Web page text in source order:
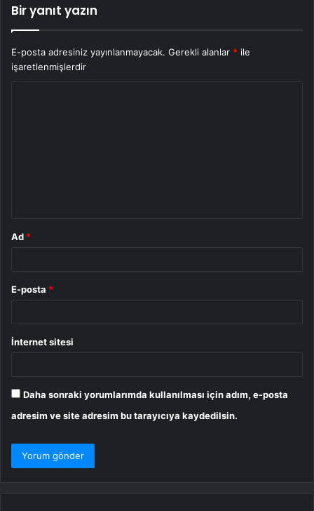
Bir yanıt yazın
E-posta adresiniz yayınlanmayacak. Gerekli alanlar * ile
işaretlenmişlerdir
Ad *
E-posta *
İnternet sitesi
Daha sonraki yorumlarımda kullanılması için adım, e-posta
adresim ve site adresim bu tarayıcıya kaydedilsin.